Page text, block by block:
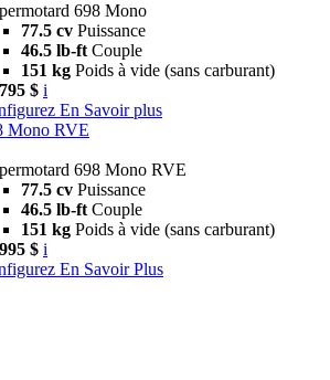
698 Mono
77.5 cv Puissance
46.5 lb-ft Couple
151 kg Poids à vide (sans carburant)
$ i
En Savoir plus
Mono RVE
698 Mono RVE
77.5 cv Puissance
46.5 lb-ft Couple
151 kg Poids à vide (sans carburant)
$ i
En Savoir Plus